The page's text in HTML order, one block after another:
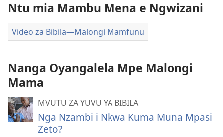
Ntu mia Mambu Mena e Ngwizani
Video za Bibila—Malongi Mamfunu
Nanga Oyangalela Mpe Malongi
Mama
MVUTU ZA YUVU YA BIBILA
Nga Nzambi i Nkwa Kuma Muna Mpasi
Zeto?